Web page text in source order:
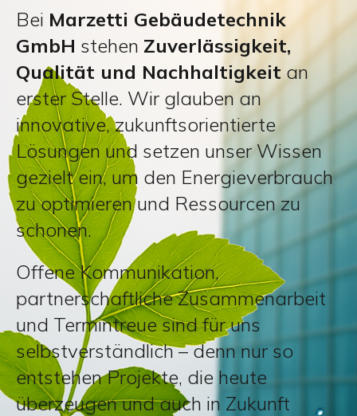
Bei Marzetti Gebäudetechnik
GmbH stehen Zuverlässigkeit,
Qualität und Nachhaltigkeit an
erster Stelle. Wir glauben an
innovative, zukunftsorientierte
Lösungen und setzen unser Wissen
gezielt ein, um den Energieverbrauch
zu optimieren und Ressourcen zu
schonen.
Offene Kommunikation,
partnerschaftliche Zusammenarbeit
und Termintreue sind für uns
selbstverständlich – denn nur so
entstehen Projekte, die heute
überzeugen und auch in Zukunft